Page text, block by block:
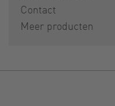
Contact
Meer producten